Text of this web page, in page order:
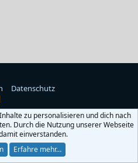
Datenschutz
zu personalisieren und dich nach
Durch die Nutzung unserer Webseite
einverstanden.
Erfahre mehr…